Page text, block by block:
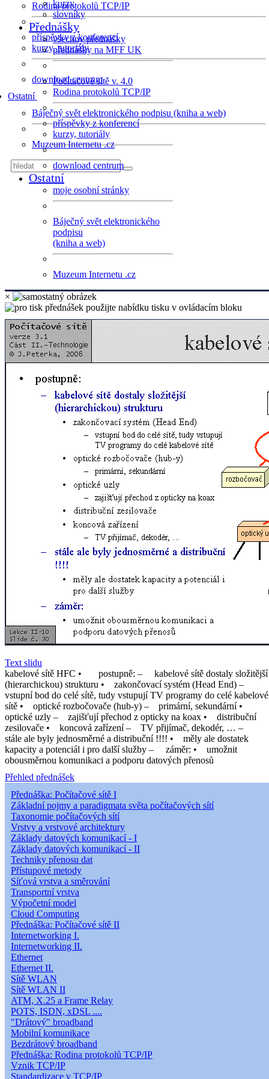
Rodina protokolů TCP/IP
příspěvky z konferencí
kurzy, tutoriály
download centrum
Ostatní
Báječný svět elektronického podpisu (kniha a web)
Muzeum Internetu .cz
kurzy
slovníky
Přednášky
všechny přednášky
přednášky na MFF UK
Počítačové sítě v. 4.0
Rodina protokolů TCP/IP
příspěvky z konferencí
kurzy, tutoriály
download centrum
Ostatní
moje osobní stránky
Báječný svět elektronického
podpisu
(kniha a web)
Muzeum Internetu .cz
×
Text slidu
kabelové sítě HFC • postupně: – kabelové sítě dostaly složitější
(hierarchickou) strukturu • zakončovací systém (Head End) –
vstupní bod do celé sítě, tudy vstupují TV programy do celé kabelové
sítě • optické rozbočovače (hub-y) – primární, sekundární •
optické uzly – zajišťují přechod z opticky na koax • distribuční
zesilovače • koncová zařízení – TV přijímač, dekodér, … –
stále ale byly jednosměrné a distribuční !!!! • měly ale dostatek
kapacity a potenciál i pro další služby – záměr: • umožnit
obousměrnou komunikaci a podporu datových přenosů
Přehled přednášek
Přednáška: Počítačové sítě I
Základní pojmy a paradigmata světa počítačových sítí
Taxonomie počítačových sítí
Vrstvy a vrstvové architektury
Základy datových komunikací - I
Základy datových komunikací - II
Techniky přenosu dat
Přístupové metody
Síťová vrstva a směrování
Transportní vrstva
Výpočetní model
Cloud Computing
Přednáška: Počítačové sítě II
Internetworking I.
Internetworking II.
Ethernet
Ethernet II.
Sítě WLAN
Sítě WLAN II
ATM, X.25 a Frame Relay
POTS, ISDN, xDSL ....
"Drátový" broadband
Mobilní komunikace
Bezdrátový broadband
Přednáška: Rodina protokolů TCP/IP
Vznik TCP/IP
Standardizace v TCP/IP